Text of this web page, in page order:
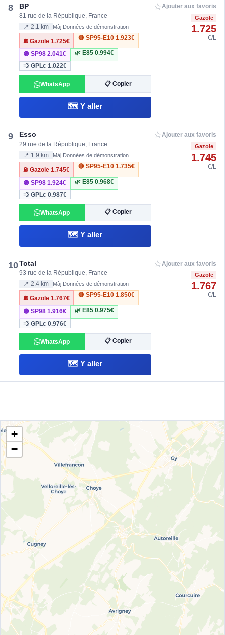
8 BP
81 rue de la République, France
📍 2.1 km Màj Données de démonstration
⛽ Gazole1.725€
🔴 SP95-E10 1.923€
🟣 SP982.041€ 🌿 E85 0.994€
💨 GPLc1.022€
WhatsApp 📋 Copier
🗺️ Y aller
☆Ajouter aux favoris
Gazole
1.725
€/L
9 Esso
29 rue de la République, France
📍 1.9 km Màj Données de démonstration
⛽ Gazole1.745€
🔴 SP95-E10 1.735€
🟣 SP981.924€ 🌿 E85 0.968€
💨 GPLc0.987€
WhatsApp 📋 Copier
🗺️ Y aller
☆Ajouter aux favoris
Gazole
1.745
€/L
10Total
93 rue de la République, France
📍 2.4 km Màj Données de démonstration
⛽ Gazole1.767€
🔴 SP95-E10 1.850€
🟣 SP981.916€ 🌿 E85 0.975€
💨 GPLc0.976€
WhatsApp 📋 Copier
🗺️ Y aller
☆Ajouter aux favoris
Gazole
1.767
€/L
+
−